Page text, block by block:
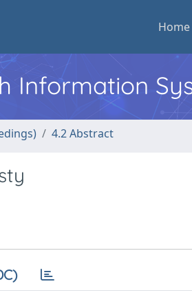
Home
Information
4.2 Abstract